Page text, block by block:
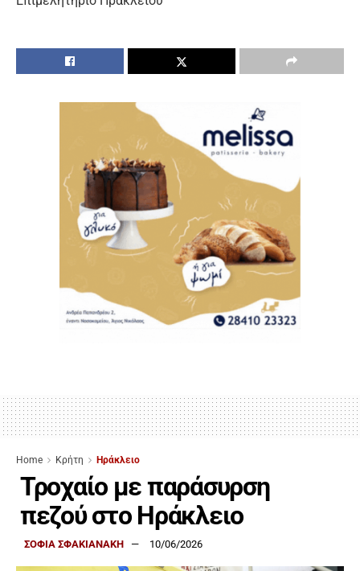
Home Κρήτη Ηράκλειο
Τροχαίο με παράσυρση
πεζού στο Ηράκλειο
ΣΟΦΙΑ ΣΦΑΚΙΑΝΑΚΗ 10/06/2026